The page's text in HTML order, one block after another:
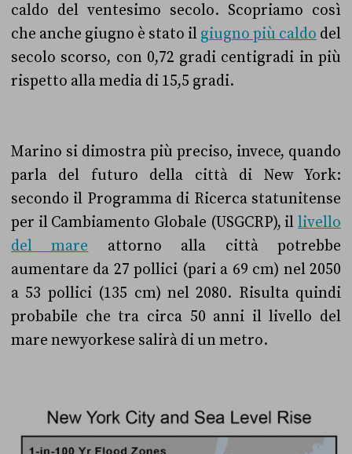
caldo del ventesimo secolo. Scopriamo così
che anche giugno è stato il giugno più caldo del
secolo scorso, con 0,72 gradi centigradi in più
rispetto alla media di 15,5 gradi.
Marino si dimostra più preciso, invece, quando
parla del futuro della città di New York:
secondo il Programma di Ricerca statunitense
per il Cambiamento Globale (USGCRP), il livello
del mare attorno alla città potrebbe
aumentare da 27 pollici (pari a 69 cm) nel 2050
a 53 pollici (135 cm) nel 2080. Risulta quindi
probabile che tra circa 50 anni il livello del
mare newyorkese salirà di un metro.